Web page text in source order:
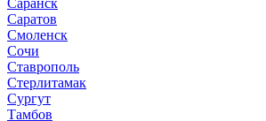
Саранск
Саратов
Смоленск
Сочи
Ставрополь
Стерлитамак
Сургут
Тамбов